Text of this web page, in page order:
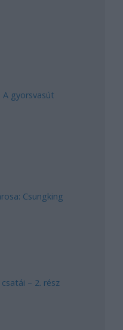
A gyorsvasút
Csungking
– 2. rész